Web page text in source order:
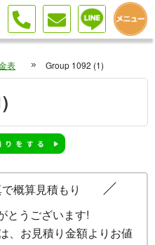
表 Group 1092 (1)
概算見積もり
とうございます!
、お見積り金額よりお値